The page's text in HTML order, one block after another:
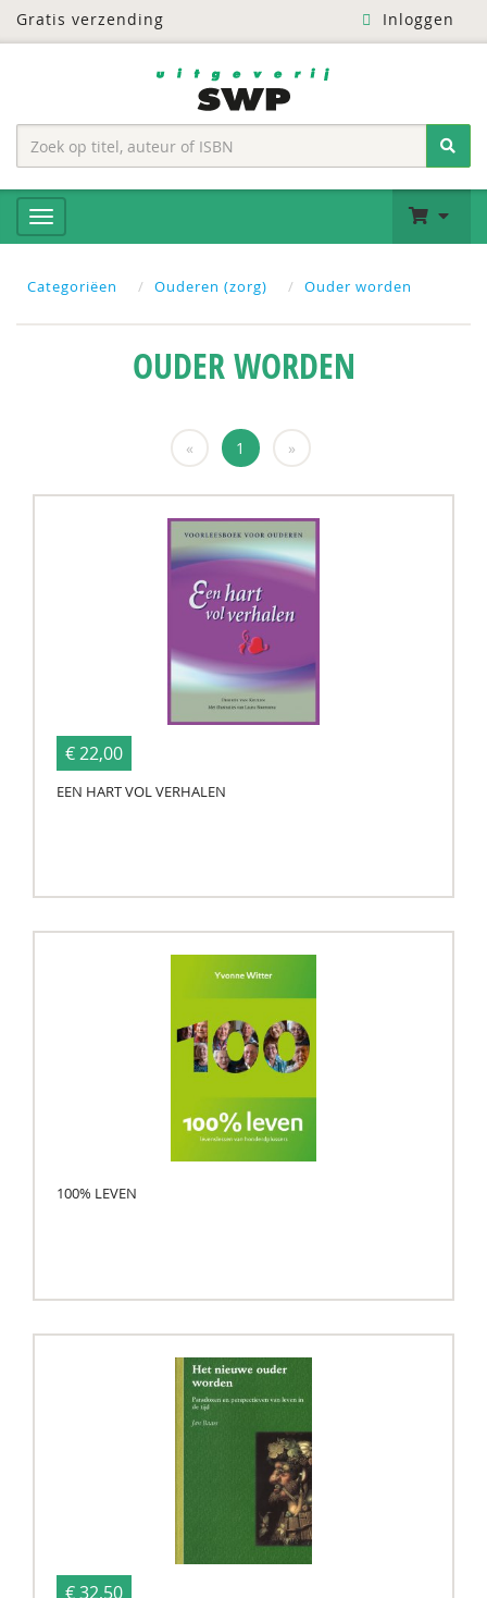
Gratis verzending Inloggen
Categoriëen Ouderen (zorg) Ouder worden
OUDER WORDEN
« 1 »
€ 22,00
EEN HART VOL VERHALEN
​100% LEVEN
€ 32,50